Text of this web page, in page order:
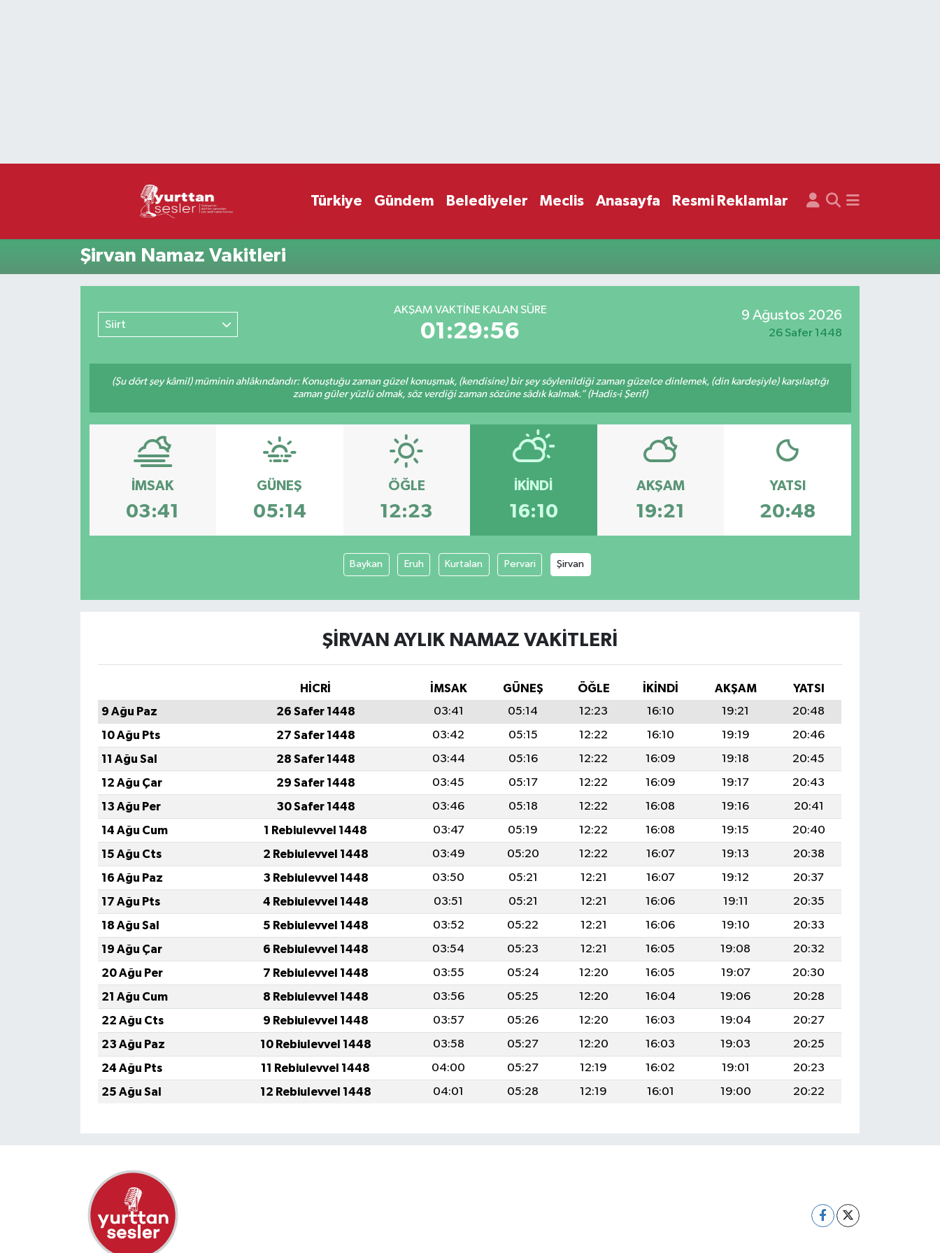
Türkiye Gündem Belediyeler Meclis Anasayfa Resmi Reklamlar
Şirvan Namaz Vakitleri
Siirt
AKŞAM VAKTİNE KALAN SÜRE
01:29:56
9 Ağustos 2026
26 Safer 1448
(Şu dört şey kâmil) müminin ahlâkındandır: Konuştuğu zaman güzel konuşmak, (kendisine) bir şey söylenildiği zaman güzelce dinlemek, (din kardeşiyle) karşılaştığı
zaman güler yüzlü olmak, söz verdiği zaman sözüne sâdık kalmak.” (Hadis-i Şerif)
İMSAK
03:41
GÜNEŞ
05:14
ÖĞLE
12:23
İKINDI
16:10
AKŞAM
19:21
YATSI
20:48
Baykan Eruh Kurtalan Pervari Şirvan
ŞIRVAN AYLIK NAMAZ VAKITLERI
HİCRİ İMSAK GÜNEŞ ÖĞLE İKINDI AKŞAM
YATSI
9 Ağu Paz
26 Safer 1448 03:41 05:14 12:23 16:10 19:21
20:48
10 Ağu Pts
27 Safer 1448 03:42 05:15 12:22 16:10 19:19
20:46
11 Ağu Sal
28 Safer 1448 03:44 05:16 12:22 16:09 19:18
20:45
12 Ağu Çar
29 Safer 1448 03:45 05:17 12:22 16:09 19:17
20:43
13 Ağu Per
30 Safer 1448 03:46 05:18 12:22 16:08 19:16
20:41
14 Ağu Cum
1 Rebiulevvel 1448 03:47 05:19 12:22 16:08 19:15
20:40
15 Ağu Cts
2 Rebiulevvel 1448 03:49 05:20 12:22 16:07 19:13
20:38
16 Ağu Paz
3 Rebiulevvel 1448 03:50 05:21 12:21 16:07 19:12
20:37
17 Ağu Pts
4 Rebiulevvel 1448 03:51 05:21 12:21 16:06 19:11
20:35
18 Ağu Sal
5 Rebiulevvel 1448 03:52 05:22 12:21 16:06 19:10
20:33
19 Ağu Çar
6 Rebiulevvel 1448 03:54 05:23 12:21 16:05 19:08
20:32
20 Ağu Per
7 Rebiulevvel 1448 03:55 05:24 12:20 16:05 19:07
20:30
21 Ağu Cum
8 Rebiulevvel 1448 03:56 05:25 12:20 16:04 19:06
20:28
22 Ağu Cts
9 Rebiulevvel 1448 03:57 05:26 12:20 16:03 19:04
20:27
23 Ağu Paz
10 Rebiulevvel 1448 03:58 05:27 12:20 16:03 19:03
20:25
24 Ağu Pts
11 Rebiulevvel 1448 04:00 05:27 12:19 16:02 19:01
20:23
25 Ağu Sal
12 Rebiulevvel 1448 04:01 05:28 12:19 16:01 19:00 20:22
Süper Lig Puan Durumu ve Fikstür
Son Dakika Haberleri